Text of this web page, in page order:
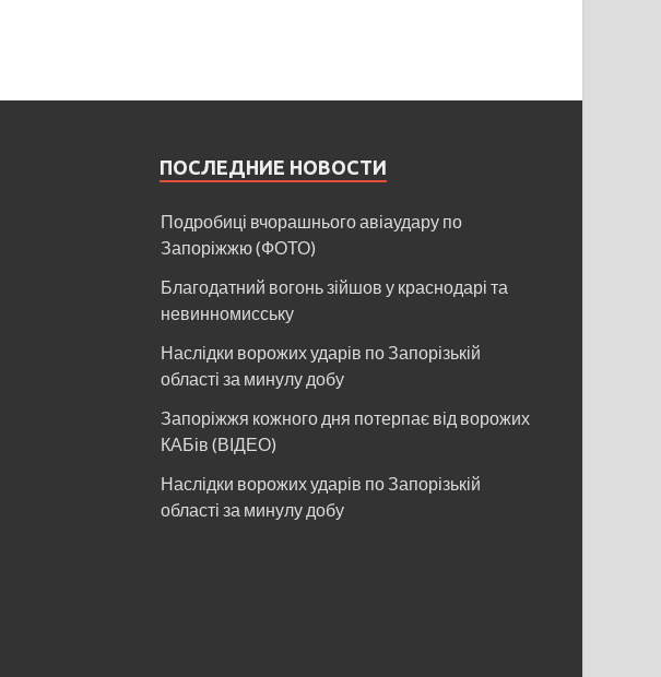
ПОСЛЕДНИЕ НОВОСТИ
Подробиці вчорашнього авіаудару по
Запоріжжю (ФОТО)
Благодатний вогонь зійшов у краснодарі та
невинномисську
Наслідки ворожих ударів по Запорізькій
області за минулу добу
Запоріжжя кожного дня потерпає від ворожих
КАБів (ВІДЕО)
Наслідки ворожих ударів по Запорізькій
області за минулу добу